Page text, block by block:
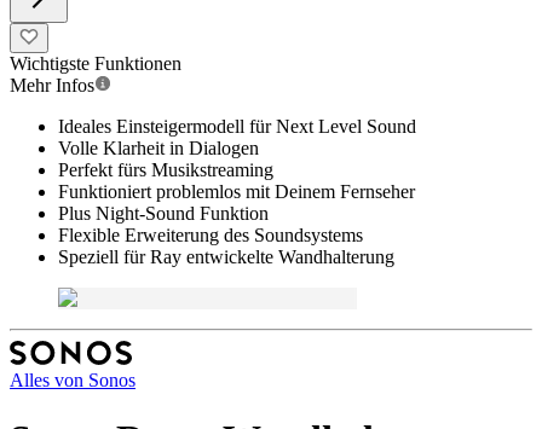
Wichtigste Funktionen
Mehr Infos
Ideales Einsteigermodell für Next Level Sound
Volle Klarheit in Dialogen
Perfekt fürs Musikstreaming
Funktioniert problemlos mit Deinem Fernseher
Plus Night-Sound Funktion
Flexible Erweiterung des Soundsystems
Speziell für Ray entwickelte Wandhalterung
Alles von Sonos